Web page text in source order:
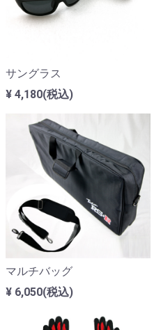
サングラス
¥ 4,180(税込)
マルチバッグ
¥ 6,050(税込)